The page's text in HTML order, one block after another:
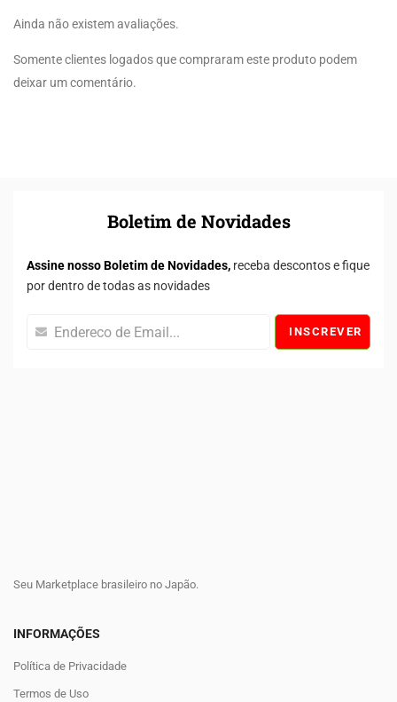
Ainda não existem avaliações.
Somente clientes logados que compraram este produto podem
deixar um comentário.
Boletim de Novidades
Assine nosso Boletim de Novidades, receba descontos e fique
por dentro de todas as novidades
INSCREVER
Seu Marketplace brasileiro no Japão.
INFORMAÇÕES
Política de Privacidade
Termos de Uso